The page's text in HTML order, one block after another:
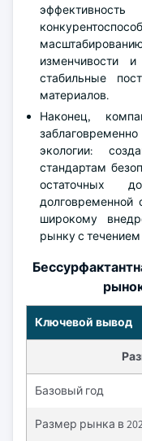
изменчивости
стабильные
материалов.
Наконец,
экологии:
стандартам
остаточных
долговременной
широкому
рынку с
Ключевой вывод
Базовый год
Размер рынка в